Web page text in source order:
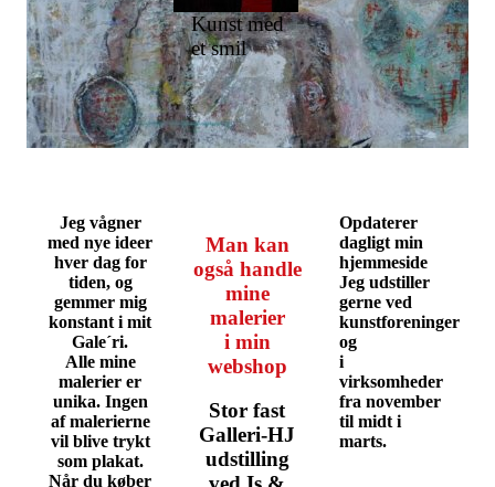
Kunst med
et smil
Jeg vågner
med nye ideer
hver dag for
tiden, og
gemmer mig
konstant i mit
Gale´ri.
Alle mine
malerier er
unika. Ingen
af malerierne
vil blive trykt
som plakat.
Når du køber
Man kan
også handle
mine
malerier
i min
webshop
Stor fast
Galleri-HJ
udstilling
Opdaterer
dagligt min
hjemmeside
Jeg udstiller
gerne ved
kunstforeninger
og
i
virksomheder
fra november
til midt i
marts.